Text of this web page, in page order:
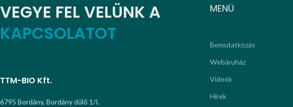
VEGYE FEL VELÜNK A
KAPCSOLATOT
TTM-BIO Kft.
6795 Bordány, Bordány dűlő 1/I.
MENÜ
Bemutatkozás
Webáruház
Videók
Hírek